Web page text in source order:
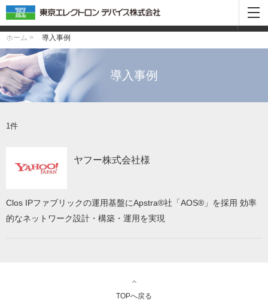
ホーム > 導入事例
導入事例
カテゴリから絞り込む
1件
ヤフー株式会社様
Clos IPファブリックの運用基盤にApstra®社「AOS®」を採用 効率
的なネットワーク設計・構築・運用を実現
TOPへ戻る